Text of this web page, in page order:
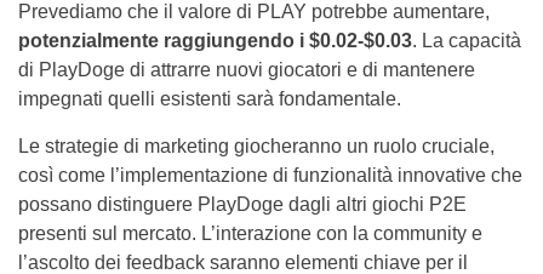
Prevediamo che il valore di PLAY potrebbe aumentare,
potenzialmente raggiungendo i $0.02-$0.03. La capacità
di PlayDoge di attrarre nuovi giocatori e di mantenere
impegnati quelli esistenti sarà fondamentale.
Le strategie di marketing giocheranno un ruolo cruciale,
così come l’implementazione di funzionalità innovative che
possano distinguere PlayDoge dagli altri giochi P2E
presenti sul mercato. L’interazione con la community e
l’ascolto dei feedback saranno elementi chiave per il